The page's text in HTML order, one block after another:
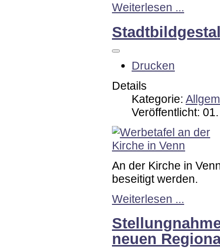
Weiterlesen ...
Drucken
Details
Kategorie:
Veröffentlicht:
An der Kirche in
beseitigt werden.
Weiterlesen ...
neuen